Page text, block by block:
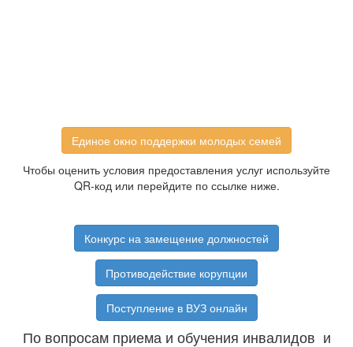
Единое окно поддержки молодых семей
Чтобы оценить условия предоставления услуг используйте
QR-код или перейдите по ссылке ниже.
Конкурс на замещение должностей
Противодействие корупции
Поступление в ВУЗ онлайн
По вопросам приема и обучения инвалидов и